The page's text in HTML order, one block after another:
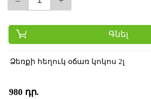
Գնել
Ձեռքի հեղուկ օճառ կոկոս 2լ
980 դր.